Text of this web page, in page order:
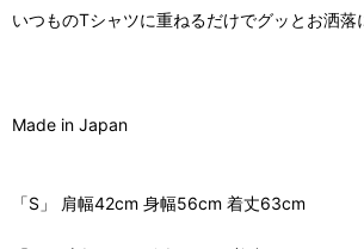
いつものTシャツに重ねるだけでグッとお洒落
Made in Japan
「S」 肩幅42cm 身幅56cm 着丈63cm